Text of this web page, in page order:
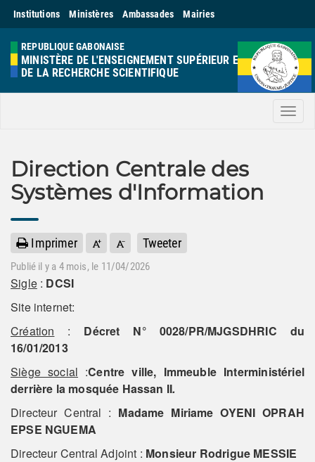
Institutions Ministères Ambassades Mairies
REPUBLIQUE GABONAISE
MINISTÈRE DE L'ENSEIGNEMENT SUPÉRIEUR ET
DE LA RECHERCHE SCIENTIFIQUE
Menu
Direction Centrale des
Systèmes d'Information
Imprimer Tweeter
Publié il y a 4 mois, le 11/04/2026
Sigle: DCSI
Site internet:
Création : Décret N° 0028/PR/MJGSDHRIC
du
16/01/2013
Siège social :Centre ville, Immeuble Interministériel
derrière la mosquée Hassan II.
Directeur Central : Madame Miriame OYENI OPRAH
EPSE NGUEMA
Directeur Central Adjoint : Monsieur Rodrigue MESSIE